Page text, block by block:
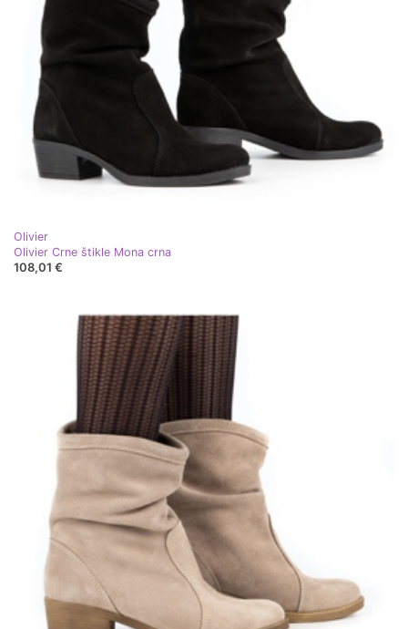
Olivier
Olivier Crne štikle Mona crna
108,01 €